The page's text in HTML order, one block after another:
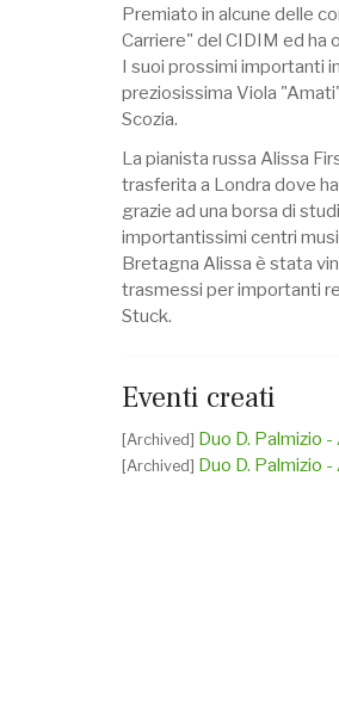
Premiato in alcune delle
Carriere" del CIDIM ed ha
I suoi prossimi importanti
preziosissima Viola
Scozia.
La pianista russa Alissa
trasferita a Londra dove
grazie ad una borsa di
importantissimi centri
Bretagna Alissa è stata
trasmessi per importanti
Stuck.
Eventi creati
[Archived] Duo D. Palmizio -
[Archived] Duo D. Palmizio -